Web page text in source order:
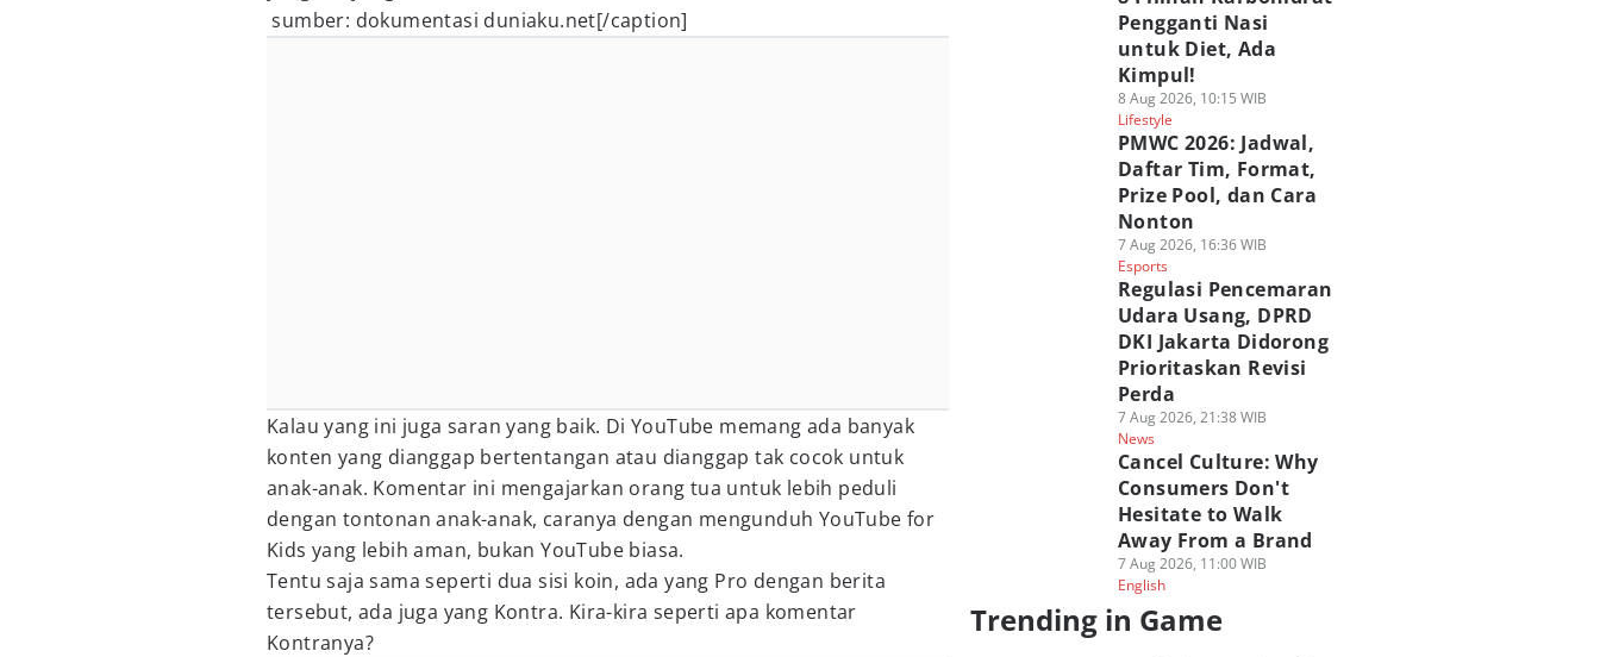
sumber: dokumentasi duniaku.net[/caption]
Kalau yang ini juga saran yang baik. Di YouTube memang ada banyak
konten yang dianggap bertentangan atau dianggap tak cocok untuk
anak-anak. Komentar ini mengajarkan orang tua untuk lebih peduli
dengan tontonan anak-anak, caranya dengan mengunduh YouTube for
Kids yang lebih aman, bukan YouTube biasa.
Tentu saja sama seperti dua sisi koin, ada yang Pro dengan berita
tersebut, ada juga yang Kontra. Kira-kira seperti apa komentar
Kontranya?
Pengganti Nasi
untuk Diet, Ada
Kimpul!
8 Aug 2026, 10:15 WIB
Lifestyle
PMWC 2026: Jadwal,
Daftar Tim, Format,
Prize Pool, dan Cara
Nonton
7 Aug 2026, 16:36 WIB
Esports
Regulasi Pencemaran
Udara Usang, DPRD
DKI Jakarta Didorong
Prioritaskan Revisi
Perda
7 Aug 2026, 21:38 WIB
News
Cancel Culture: Why
Consumers Don't
Hesitate to Walk
Away From a Brand
7 Aug 2026, 11:00 WIB
English
Trending in Game